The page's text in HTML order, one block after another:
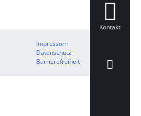
Kontakt
Impressum
Datenschutz
Barrierefreiheit